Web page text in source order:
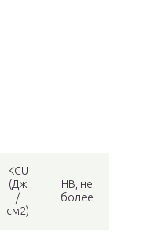
KCU
(Дж
/
см2)
НВ, не
более